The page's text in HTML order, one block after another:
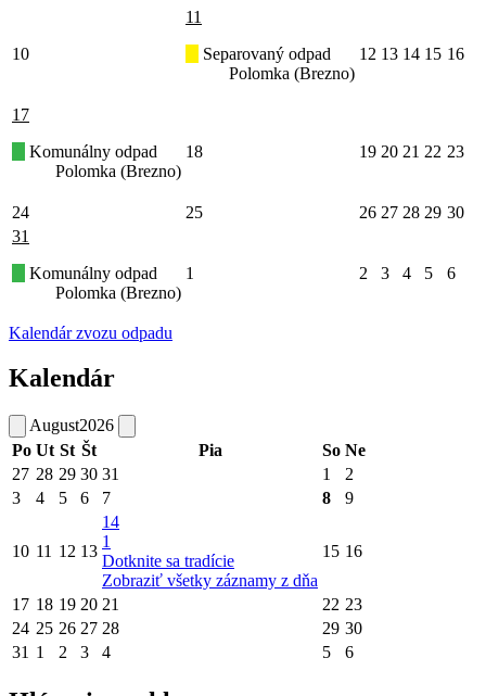
10
11
Separovaný odpad
Polomka (Brezno)
12 13 14 15 16
17
Komunálny odpad
Polomka (Brezno)
18 19 20 21 22 23
24 25 26 27 28 29 30
31
Komunálny odpad
Polomka (Brezno)
1 2 3 4 5 6
Kalendár zvozu odpadu
Kalendár
August2026
Po Ut St Št Pia So Ne
27 28 29 30 31 1
2
3
4 5 6 7 8 9
10 11 12 13
14
1
Dotknite sa tradície
Zobraziť všetky záznamy z dňa
15 16
17 18 19 20 21 22 23
24 25 26 27 28 29 30
31 1 2 3 4 5 6